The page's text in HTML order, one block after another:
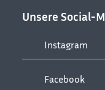
Unsere Social-
Instagram
Facebook